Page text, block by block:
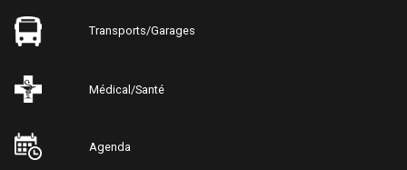
Transports/Garages
Médical/Santé
Agenda